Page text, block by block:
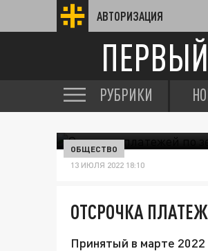
АВТОРИЗАЦИЯ
РУБРИКИ
ОБЩЕСТВО
13 ИЮЛЯ 2022 18:10
ОТСРОЧКА
Принятый в марте